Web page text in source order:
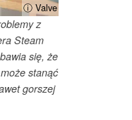
ⓘ Valve
z
Steam
się, że
stanąć
gorszej